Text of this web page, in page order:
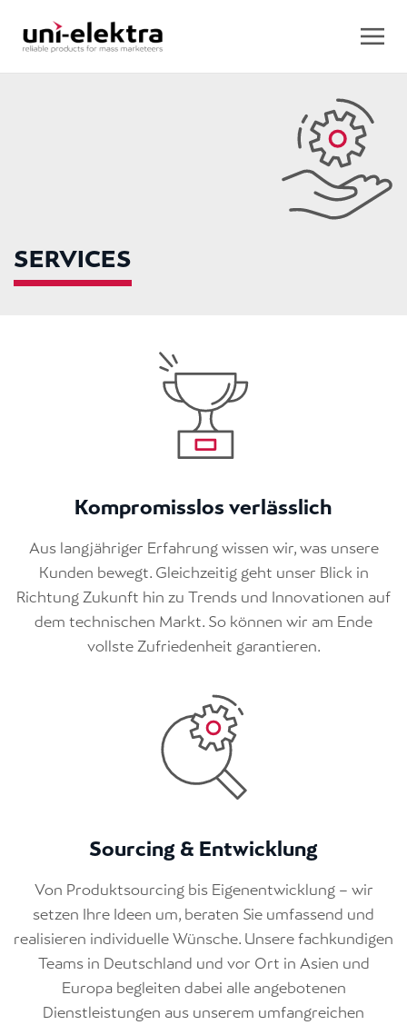
SERVICES
Kompromisslos verlässlich
Aus langjähriger Erfahrung wissen wir, was unsere
Kunden bewegt. Gleichzeitig geht unser Blick in
Richtung Zukunft hin zu Trends und Innovationen auf
dem technischen Markt. So können wir am Ende
vollste Zufriedenheit garantieren.
Sourcing & Entwicklung
Von Produktsourcing bis Eigenentwicklung – wir
setzen Ihre Ideen um, beraten Sie umfassend und
realisieren individuelle Wünsche. Unsere fachkundigen
Teams in Deutschland und vor Ort in Asien und
Europa begleiten dabei alle angebotenen
Dienstleistungen aus unserem umfangreichen